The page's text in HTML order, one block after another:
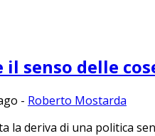
il senso delle
- Roberto Mostarda
la deriva di una politica